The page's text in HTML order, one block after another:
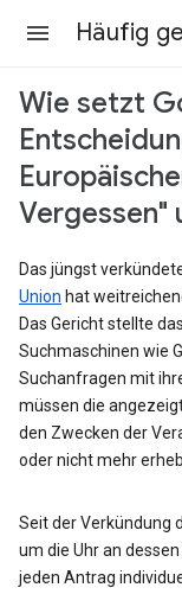
Wie setzt
Vergessen"
Das jüngst
Union hat
Das Gericht stellte
Suchmaschinen wie
Suchanfragen mit
müssen die
den Zwecken der
oder nicht mehr
Seit der Verkündung
um die Uhr an
jeden Antrag